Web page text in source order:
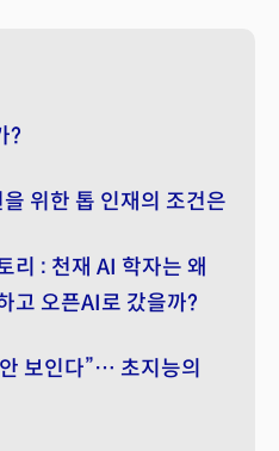
?
위한 톱 인재의 조건은
리 : 천재 AI 학자는 왜
고 오픈AI로 갔을까?
보인다”… 초지능의